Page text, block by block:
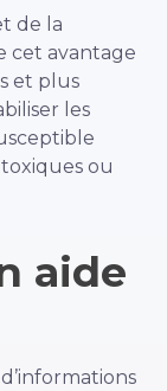
de la
cet avantage
et plus
les
ou
aide